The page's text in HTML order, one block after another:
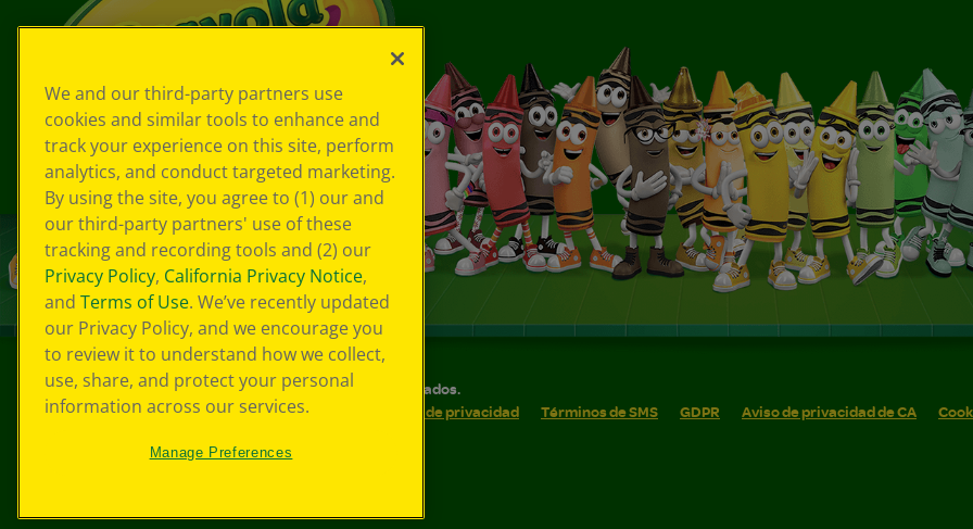
© 2026 Crayola® Todos los derechos reservados.
Sus opciones de privacidad
Política de privacidad Términos de SMS GDPR Aviso de privacidad de CA
We and our third-party partners use
cookies and similar tools to enhance and
track your experience on this site, perform
analytics, and conduct targeted marketing.
By using the site, you agree to (1) our and
our third-party partners' use of these
tracking and recording tools and (2) our
Privacy Policy, California Privacy Notice,
and Terms of Use. We’ve recently updated
our Privacy Policy, and we encourage you
to review it to understand how we collect,
use, share, and protect your personal
information across our services.
Manage Preferences